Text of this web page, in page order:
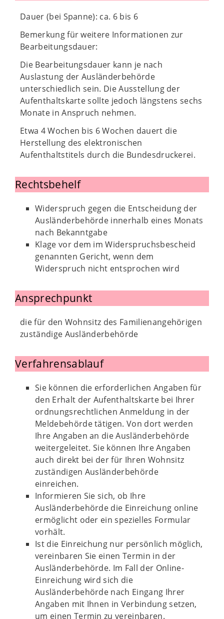
Dauer (bei Spanne): ca. 6 bis 6
Bemerkung für weitere Informationen zur
Bearbeitungsdauer:
Die Bearbeitungsdauer kann je nach
Auslastung der Ausländerbehörde
unterschiedlich sein. Die Ausstellung der
Aufenthaltskarte sollte jedoch längstens sechs
Monate in Anspruch nehmen.
Etwa 4 Wochen bis 6 Wochen dauert die
Herstellung des elektronischen
Aufenthaltstitels durch die Bundesdruckerei.
Rechtsbehelf
Widerspruch gegen die Entscheidung der
Ausländerbehörde innerhalb eines Monats
nach Bekanntgabe
Klage vor dem im Widerspruchsbescheid
genannten Gericht, wenn dem
Widerspruch nicht entsprochen wird
Ansprechpunkt
die für den Wohnsitz des Familienangehörigen
zuständige Ausländerbehörde
Verfahrensablauf
Sie können die erforderlichen Angaben für
den Erhalt der Aufenthaltskarte bei Ihrer
ordnungsrechtlichen Anmeldung in der
Meldebehörde tätigen. Von dort werden
Ihre Angaben an die Ausländerbehörde
weitergeleitet. Sie können Ihre Angaben
auch direkt bei der für Ihren Wohnsitz
zuständigen Ausländerbehörde
einreichen.
Informieren Sie sich, ob Ihre
Ausländerbehörde die Einreichung online
ermöglicht oder ein spezielles Formular
vorhält.
Ist die Einreichung nur persönlich möglich,
vereinbaren Sie einen Termin in der
Ausländerbehörde. Im Fall der Online-
Einreichung wird sich die
Ausländerbehörde nach Eingang Ihrer
Angaben mit Ihnen in Verbindung setzen,
um einen Termin zu vereinbaren.